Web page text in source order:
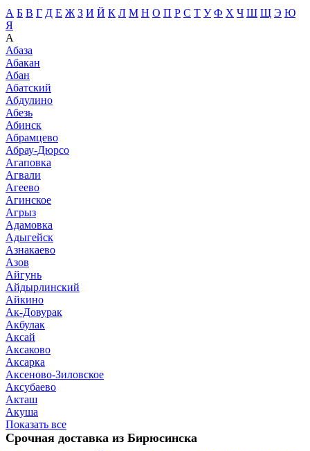
А Б В Г Д Е Ж З И Й К Л М Н О П Р С Т У Ф Х Ч Ш Щ Э Ю
Я
А
Абаза
Абакан
Абан
Абатский
Абдулино
Абезь
Абинск
Абрамцево
Абрау-Дюрсо
Агаповка
Агвали
Агеево
Агинское
Агрыз
Адамовка
Адыгейск
Азнакаево
Азов
Айгунь
Айдырлинский
Айкино
Ак-Довурак
Акбулак
Аксай
Аксаково
Аксарка
Аксеново-Зиловское
Аксубаево
Акташ
Акуша
Показать все
Срочная доставка из Бирюсинска